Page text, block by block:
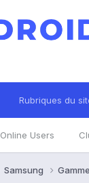
Rubriques du
Online Users
Samsung